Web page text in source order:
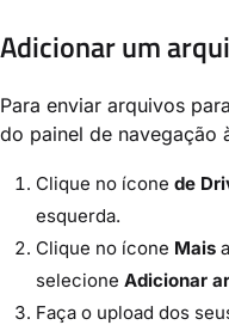
Adicionar um
Para enviar arquivos
do painel de navegação
Clique no ícone de
esquerda.
Clique no ícone Mais
selecione Adicionar
Faça o upload dos